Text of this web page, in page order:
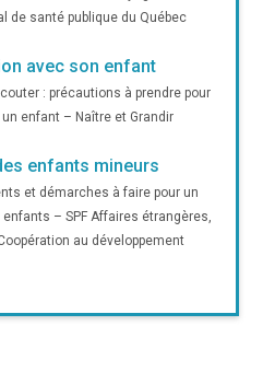
de santé publique du Québec
avec son enfant
: précautions à prendre pour
enfant – Naître et Grandir
enfants mineurs
et démarches à faire pour un
– SPF Affaires étrangères,
au développement